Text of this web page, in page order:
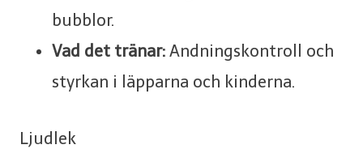
bubblor.
Vad det tränar: Andningskontroll och
styrkan i läpparna och kinderna.
Ljudlek